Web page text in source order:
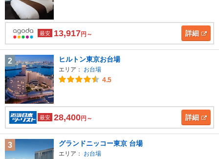
最安 13,917円～ 詳細
2 ヒルトン東京お台場
エリア： お台場
4.5
最安 28,400円～ 詳細
3 グランドニッコー東京 台場
エリア： お台場